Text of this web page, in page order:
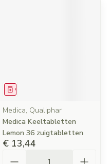
Geneesmiddel
Medica, Qualiphar
Medica Keeltabletten
Lemon 36 zuigtabletten
€ 13,44